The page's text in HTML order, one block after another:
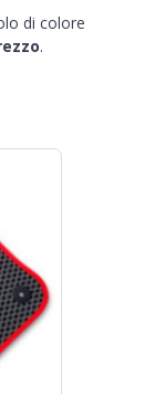
di colore
.